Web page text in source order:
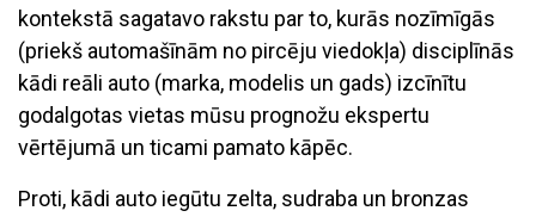
kontekstā sagatavo rakstu par to, kurās nozīmīgās
(priekš automašīnām no pircēju viedokļa) disciplīnās
kādi reāli auto (marka, modelis un gads) izcīnītu
godalgotas vietas mūsu prognožu ekspertu
vērtējumā un ticami pamato kāpēc.
Proti, kādi auto iegūtu zelta, sudraba un bronzas